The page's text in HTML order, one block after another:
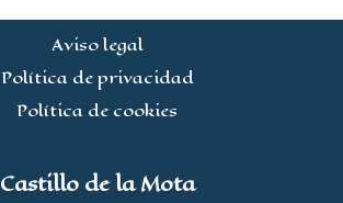
Aviso legal
Política de privacidad
Política de cookies
Castillo de la Mota